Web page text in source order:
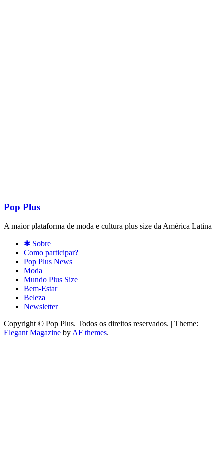
Pop Plus
A maior plataforma de moda e cultura plus size da América Latina
✱ Sobre
Como participar?
Pop Plus News
Moda
Mundo Plus Size
Bem-Estar
Beleza
Newsletter
Copyright © Pop Plus. Todos os direitos reservados. | Theme:
Elegant Magazine by AF themes.